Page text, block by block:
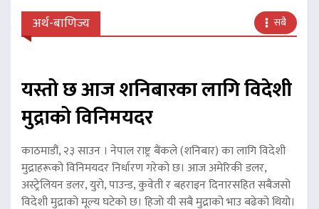
अर्थ-बाणिज्य सबै
यस्तो छ आज शनिबारका लागि विदेशी
मुद्राको विनिमयदर
काठमाडौं, २३ साउन । नेपाल राष्ट्र बैंकले (शनिबार) का लागि विदेशी
मुद्राहरूको विनिमयदर निर्धारण गरेको छ। आज अमेरिकी डलर,
अस्ट्रेलियन डलर, युरो, पाउन्ड, कुवेती र बहराइन दिनारसहित सबैजसो
विदेशी मुद्राको मूल्य घटेको छ। हिजो यी सबै मुद्राको भाउ बढेको थियो।